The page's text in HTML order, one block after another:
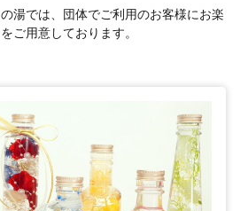
湯では、団体でご利用のお客様にお楽
ご用意しております。